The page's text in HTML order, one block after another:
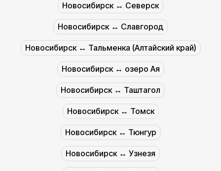
Новосибирск ↔︎ Северск
Новосибирск ↔︎ Славгород
Новосибирск ↔︎ Тальменка (Алтайский край)
Новосибирск ↔︎ озеро Ая
Новосибирск ↔︎ Таштагол
Новосибирск ↔︎ Томск
Новосибирск ↔︎ Тюнгур
Новосибирск ↔︎ Узнезя